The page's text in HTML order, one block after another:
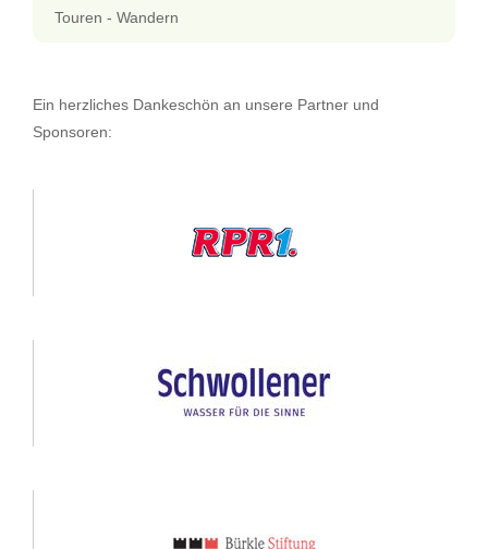
Touren - Wandern
Ein herzliches Dankeschön an unsere Partner und
Sponsoren: